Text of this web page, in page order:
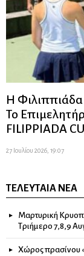
Η Φιλιππιάδα
Το
FILIPPIADA
27 Ιουλίου 2026, 19:07
ΤΕΛΕΥΤΑΊΑ ΝΈΑ
Μαρτυρική
Τριήμερο 7,8,9
Χώρος πρασίνου